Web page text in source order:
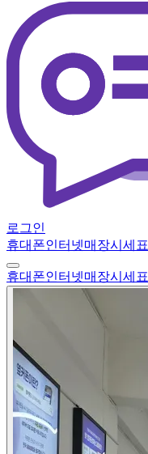
로그인
휴대폰인터넷매장시세표
휴대폰인터넷매장시세표